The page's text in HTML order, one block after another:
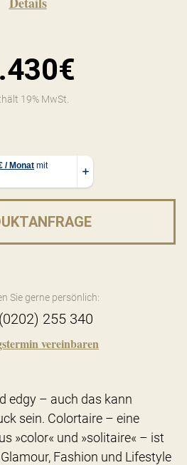
19% MwSt.
Sie gerne persönlich:
(0202) 255 340
vereinbaren
edgy – auch das kann
sein. Colortaire – eine
»color« und »solitaire« – ist
Fashion und Lifestyle